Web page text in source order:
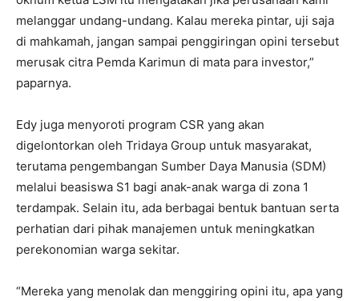
melanggar undang-undang. Kalau mereka pintar, uji saja
di mahkamah, jangan sampai penggiringan opini tersebut
merusak citra Pemda Karimun di mata para investor,”
paparnya.
Edy juga menyoroti program CSR yang akan
digelontorkan oleh Tridaya Group untuk masyarakat,
terutama pengembangan Sumber Daya Manusia (SDM)
melalui beasiswa S1 bagi anak-anak warga di zona 1
terdampak. Selain itu, ada berbagai bentuk bantuan serta
perhatian dari pihak manajemen untuk meningkatkan
perekonomian warga sekitar.
“Mereka yang menolak dan menggiring opini itu, apa yang